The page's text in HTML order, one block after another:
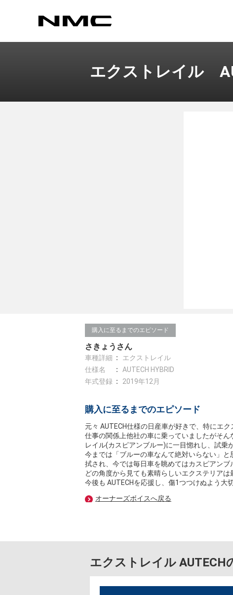
エクストレイル
購入に至るまでのエピソード
さきょうさん
車種詳細
エクストレイル
仕様名
AUTECH HYBRID
年式登録
2019年12月
購入に至るまでのエピソード
元々 AUTECH仕様の日産車が好きで、特にエ
仕事の関係上他社の車に乗っていましたがそ
レイル(カスピアンブルー)に一目惚れし、試乗
今までは「ブルーの車なんて絶対いらない」
拭され、今では毎日車を眺めてはカスピアンブ
どの角度から見ても素晴らしいエクステリアは
今後も AUTECHを応援し、傷1つつけぬよう大
オーナーズボイスへ戻る
エクストレイル AUTECH